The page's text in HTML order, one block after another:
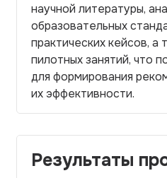
научной литературы,
образовательных
практических кейсов,
пилотных занятий, что
для формирования
их эффективности.
Результаты